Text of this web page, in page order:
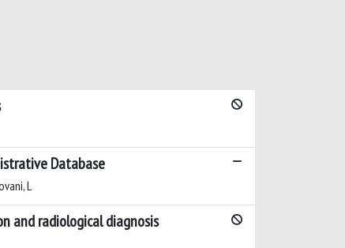
Database
L
and radiological diagnosis